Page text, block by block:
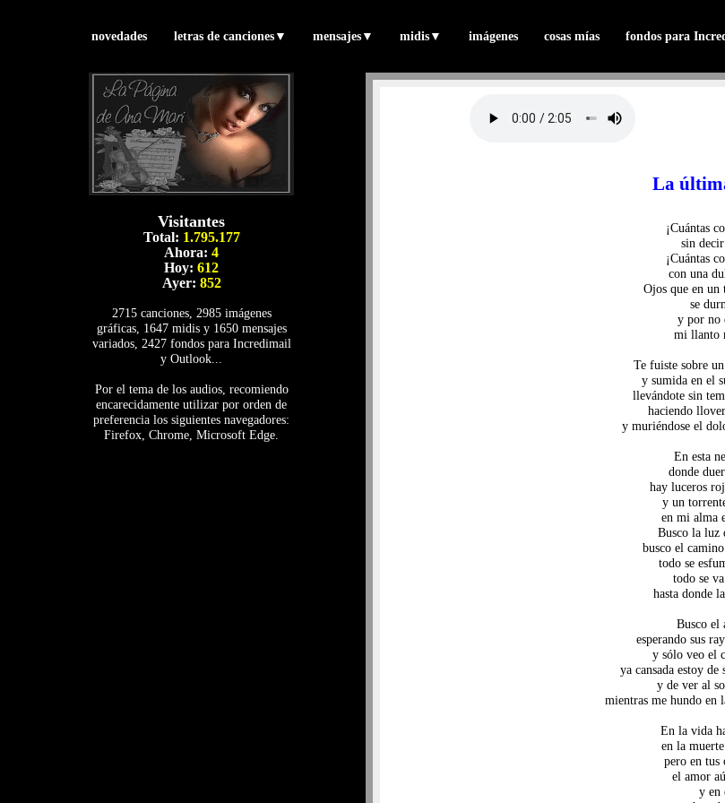
novedades letras de canciones▼ mensajes▼ midis▼ imágenes cosas mías fondos para
Visitantes
Total: 1.795.177
Ahora:4
Hoy:612
Ayer: 852
2715 canciones, 2985 imágenes
gráficas, 1647 midis y 1650 mensajes
variados, 2427 fondos para Incredimail
y Outlook...
Por el tema de los audios, recomiendo
encarecidamente utilizar por orden de
preferencia los siguientes navegadores:
Firefox, Chrome, Microsoft Edge.
La
¡Cuántas
sin
¡Cuántas
con una
Ojos que en un
se
y por no
mi llanto
Te fuiste sobre
y sumida en el
llevándote sin
haciendo
y muriéndose el
En esta
donde
hay luceros
y un
en mi alma
Busco la luz
busco el camino
todo se
todo se
hasta donde
Busco el
esperando sus
y sólo veo el
ya cansada estoy de
y de ver al
mientras me hundo en
En la vida
en la
pero en tus
el amor
y en